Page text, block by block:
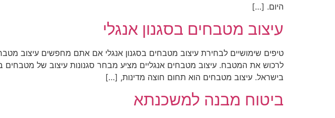
היום. […]
עיצוב מטבחים בסגנון אנגלי
טיפים שימושיים לבחירת עיצוב מטבחים בסגנון אנגלי אם אתם מחפשים עיצוב
לרכוש את המטבח. עיצוב מטבחים אנגליים מציע מבחר סגנונות עיצוב של מטבחים
בישראל. עיצוב מטבחים הוא תחום חוצה מדינות, […]
ביטוח מבנה למשכנתא